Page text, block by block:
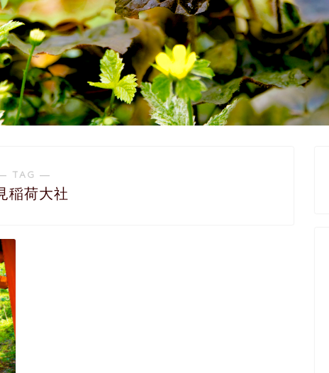
TAG ―
稲荷大社